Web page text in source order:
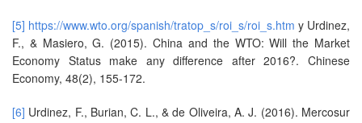
[5] https://www.wto.org/spanish/tratop_s/roi_s/roi_s.htm y Urdinez,
F., & Masiero, G. (2015). China and the WTO: Will the Market
Economy Status make any difference after 2016?. Chinese
Economy, 48(2), 155-172.
[6] Urdinez, F., Burian, C. L., & de Oliveira, A. J. (2016). Mercosur